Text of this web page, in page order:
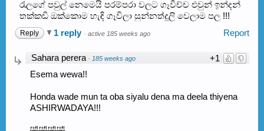
රැලගේ පවුල් නෙමෙයි පරම්පරා වලට ගෑවිච්ච එවුන් ඉන්දන්
තක්කඩි ඔක්කොම හැඳි ගෑවිලා සුන්නත්දූලි වෙලාම පල !!!
Report
Reply 1 reply · active 185 weeks ago
+1
Sahara perera · 185 weeks ago
Esema wewa!!
Honda wade mun ta oba siyalu dena ma deela thiyena
ASHIRWADAYA!!!